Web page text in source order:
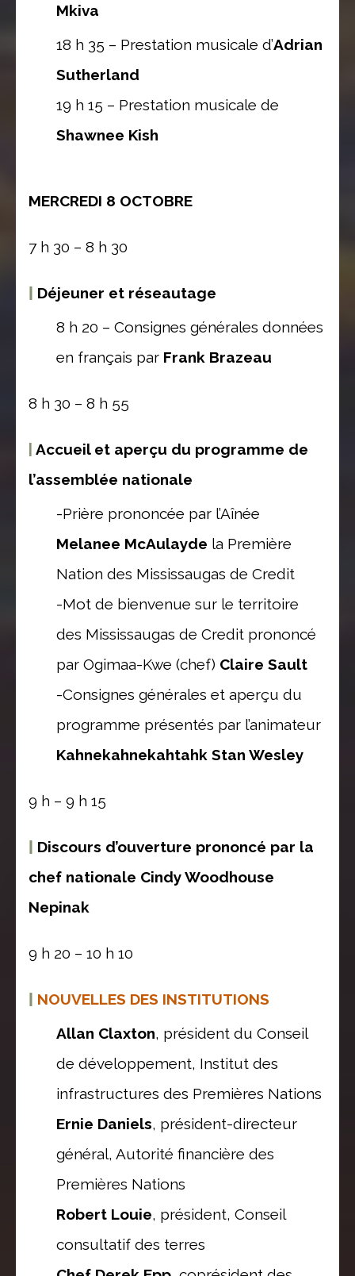
Mkiva
18 h 35 – Prestation musicale d’Adrian
Sutherland
19 h 15 – Prestation musicale de
Shawnee Kish
MERCREDI 8 OCTOBRE
7 h 30 – 8 h 30
Déjeuner et réseautage
8 h 20 – Consignes générales données
en français par Frank Brazeau
8 h 30 – 8 h 55
Accueil et aperçu du programme de
l’assemblée nationale
-Prière prononcée par l’Aînée
Melanee McAulayde la Première
Nation des Mississaugas de Credit
-Mot de bienvenue sur le territoire
des Mississaugas de Credit prononcé
par Ogimaa-Kwe (chef) Claire Sault
-Consignes générales et aperçu du
programme présentés par l’animateur
Kahnekahnekahtahk Stan Wesley
9 h – 9 h 15
Discours d’ouverture prononcé par la
chef nationale Cindy Woodhouse
Nepinak
9 h 20 – 10 h 10
NOUVELLES DES INSTITUTIONS
Allan Claxton, président du Conseil
de développement, Institut des
infrastructures des Premières Nations
Ernie Daniels, président-directeur
général, Autorité financière des
Premières Nations
Robert Louie, président, Conseil
consultatif des terres